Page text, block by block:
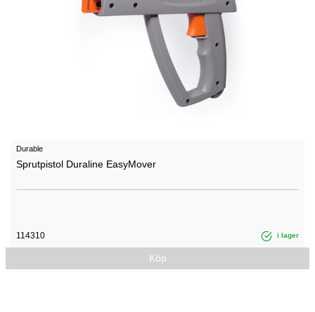
Durable
Sprutpistol Duraline EasyMover
114310 i lager
Köp